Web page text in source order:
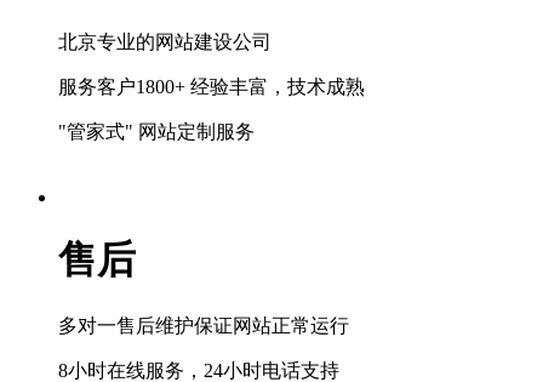
北京专业的网站建设公司
服务客户1800+ 经验丰富，技术成熟
"管家式" 网站定制服务
售后
多对一售后维护保证网站正常运行
8小时在线服务，24小时电话支持